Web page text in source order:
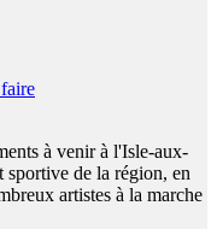
à venir à l'Isle-aux-
sportive de la région, en
artistes à la marche